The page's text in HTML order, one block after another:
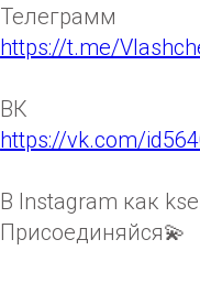
Телеграмм
https://t.me/
ВК
https://vk.com/
В Instagram как
Присоединяйся💫